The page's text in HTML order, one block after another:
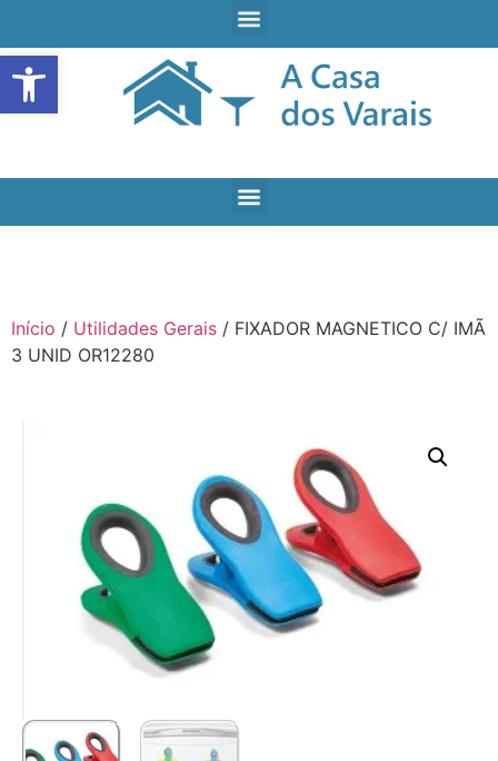
Open toolbar
Início / Utilidades Gerais / FIXADOR MAGNETICO C/ IMÃ
3 UNID OR12280